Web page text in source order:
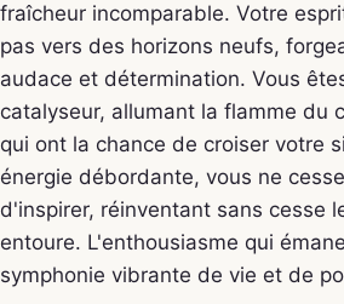
fraîcheur incomparable. Votre
pas vers des horizons neufs,
audace et détermination. Vous
catalyseur, allumant la flamme du
qui ont la chance de croiser votre
énergie débordante, vous ne
d'inspirer, réinventant sans cesse
entoure. L'enthousiasme qui
symphonie vibrante de vie et de